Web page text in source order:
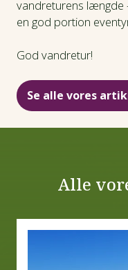
vandreturens længde
en god portion
God vandretur!
Se alle vores
Alle